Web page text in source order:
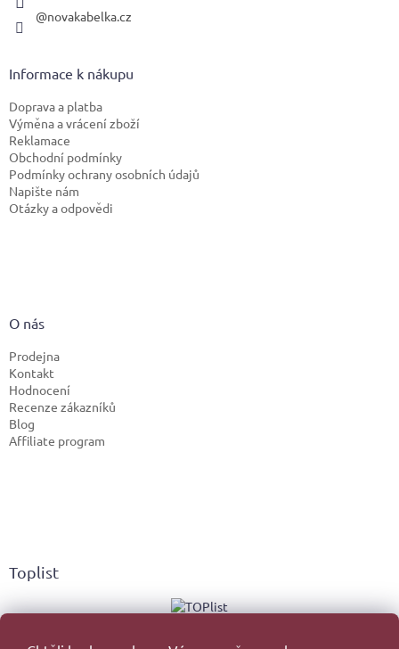
@novakabelka.cz
Informace k nákupu
Doprava a platba
Výměna a vrácení zboží
Reklamace
Obchodní podmínky
Podmínky ochrany osobních údajů
Napište nám
Otázky a odpovědi
O nás
Prodejna
Kontakt
Hodnocení
Recenze zákazníků
Blog
Affiliate program
Toplist